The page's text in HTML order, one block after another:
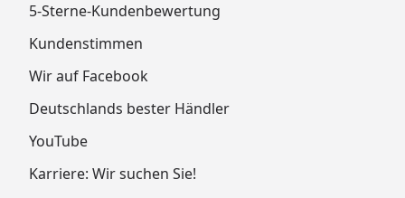
5-Sterne-Kundenbewertung
Kundenstimmen
Wir auf Facebook
Deutschlands bester Händler
YouTube
Karriere: Wir suchen Sie!